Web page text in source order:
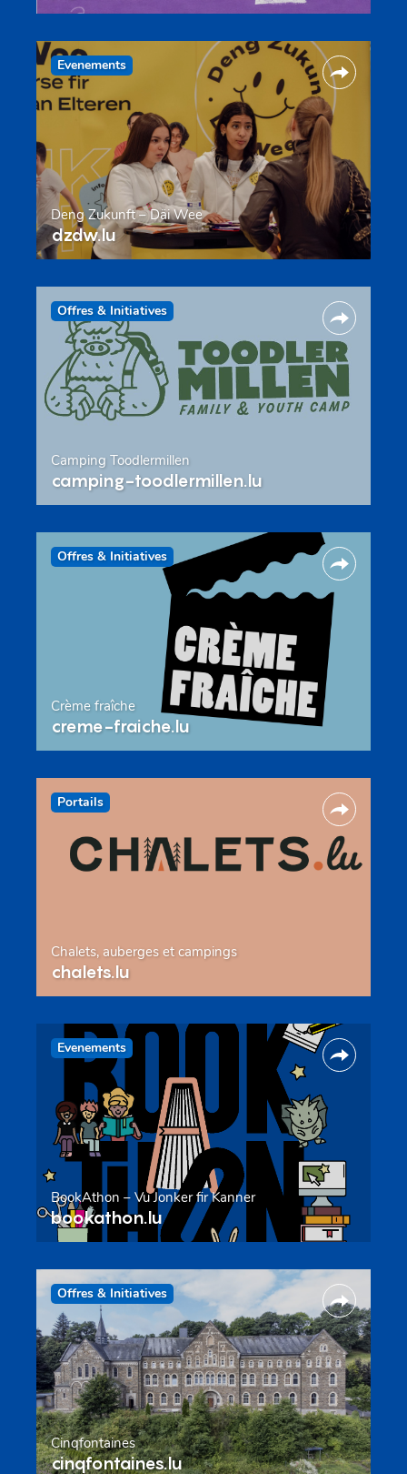
Evenements
Deng Zukunft – Däi Wee
dzdw.lu
Offres & Initiatives
Camping Toodlermillen
camping-toodlermillen.lu
Offres & Initiatives
Crème fraîche
creme-fraiche.lu
Portails
Chalets, auberges et campings
chalets.lu
Evenements
BookAthon – Vu Jonker fir Kanner
bookathon.lu
Offres & Initiatives
Cinqfontaines
cinqfontaines.lu